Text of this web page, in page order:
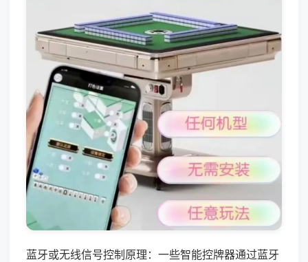
蓝牙或无线信号控制原理：一些智能控牌器通过蓝牙